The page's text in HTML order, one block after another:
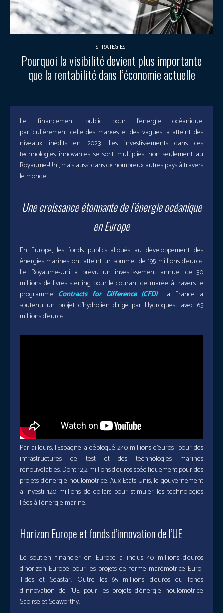
STRATEGIES
Pourquoi la visibilité devient plus importante
que la rentabilité dans l’économie actuelle
Le financement public pour l’énergie océanique,
particulièrement celle des marées et des vagues, a atteint des
niveaux inédits en 2023. Les investissements dans ces
technologies innovantes se sont multipliés, non seulement au
Royaume-Uni, mais aussi dans de nombreux autres pays à travers
le monde.
Une croissance étonnante de l’énergie océanique
en Europe
En Europe, les fonds publics alloués au développement des
énergies marines ont atteint un sommet de 195 millions d’euros.
Le Royaume-Uni a prévu un investissement annuel de 30
millions de livres sterling pour le courant de marée à travers le
programme Contracts for Difference (CFD). La France a
soutenu un projet d’hydrolien dirigé par Hydroquest avec 65
millions d’euros.
Par ailleurs, l’Espagne a débloqué 240 millions d’euros pour des
infrastructures de test et des technologies marines
renouvelables. Dont 12,2 millions d’euros spécifiquement pour des
projets d’énergie houlomotrice. Aux Etats-Unis, le gouvernement
a investi 120 millions de dollars pour stimuler les technologies
liées à l’énergie marine.
Horizon Europe et fonds d’innovation de l’UE
Le soutien financier en Europe a inclus 40 millions d’euros
d’horizon Europe pour les projets de ferme marémotrice Euro-
Tides et Seastar. Outre les 65 millions d’euros du fonds
d’innovation de l’UE pour les projets d’énergie houlomotrice
Saoirse et Seaworthy.